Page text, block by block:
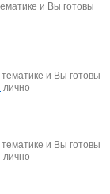
и Вы готовы
и Вы готовы
лично
и Вы готовы
лично